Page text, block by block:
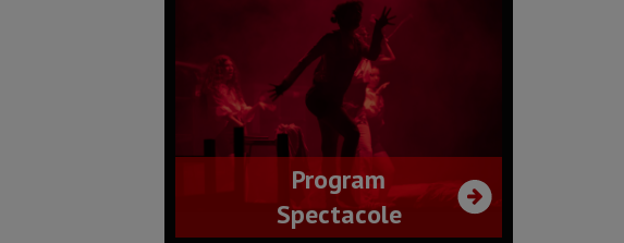
Program
Spectacole